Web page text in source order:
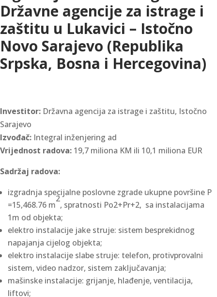
Državne agencije za istrage i
zaštitu u Lukavici – Istočno
Novo Sarajevo (Republika
Srpska, Bosna i Hercegovina)
Investitor: Državna agencija za istrage i zaštitu, Istočno
Sarajevo
Izvođač: Integral inženjering ad
Vrijednost radova: 19,7 miliona KM ili 10,1 miliona EUR
Sadržaj radova:
izgradnja specijalne poslovne zgrade ukupne površine P
=15,468.76 m
2
, spratnosti Po2+Pr+2, sa instalacijama
1m od objekta;
elektro instalacije jake struje: sistem besprekidnog
napajanja cijelog objekta;
elektro instalacije slabe struje: telefon, protivprovalni
sistem, video nadzor, sistem zaključavanja;
mašinske instalacije: grijanje, hlađenje, ventilacija,
liftovi;